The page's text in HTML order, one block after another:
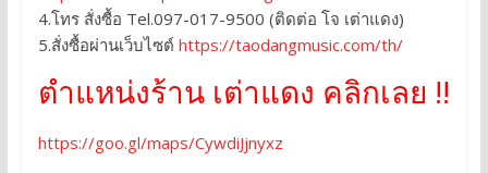
4.โทร สั่งซื้อ Tel.097-017-9500 (ติดต่อ โจ เต่าแดง)
5.สั่งซื้อผ่านเว็บไซต์ https://taodangmusic.com/th/
ตำแหน่งร้าน เต่าแดง คลิกเลย !!
https://goo.gl/maps/CywdiJjnyxz